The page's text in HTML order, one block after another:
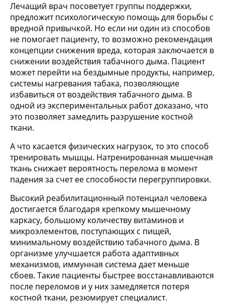
Лечащий врач посоветует группы поддержки,
предложит психологическую помощь для борьбы с
вредной привычкой. Но если ни один из способов
не помогает пациенту, то возможно рекомендация
концепции снижения вреда, которая заключается в
снижении воздействия табачного дыма. Пациент
может перейти на бездымные продукты, например,
системы нагревания табака, позволяющие
избавиться от воздействия табачного дыма. В
одной из экспериментальных работ доказано, что
это позволяет замедлить разрушение костной
ткани.
А что касается физических нагрузок, то это способ
тренировать мышцы. Натренированная мышечная
ткань снижает вероятность перелома в момент
падения за счет ее способности перегруппировки.
Высокий реабилитационный потенциал человека
достигается благодаря крепкому мышечному
каркасу, большому количеству витаминов и
микроэлементов, поступающих с пищей,
минимальному воздействию табачного дыма. В
организме улучшается работа адаптивных
механизмов, иммунная система дает меньше
сбоев. Такие пациенты быстрее восстанавливаются
после переломов и у них замедляется потеря
костной ткани, резюмирует специалист.